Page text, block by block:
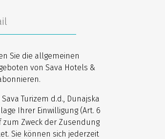
Sie die allgemeinen
von Sava Hotels &
Turizem d.d., Dunajska
Ihrer Einwilligung (Art. 6
zum Zweck der Zusendung
Sie können sich jederzeit